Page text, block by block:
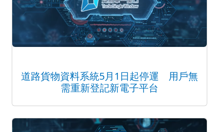
道路貨物資料系統5月1日起停運 用戶無
需重新登記新電子平台